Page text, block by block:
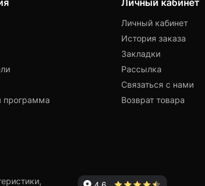
программа
Личный кабинет
Личный кабинет
История заказа
Закладки
Рассылка
Связаться с нами
Возврат товара